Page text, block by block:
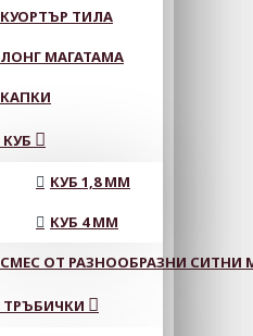
КУОРТЪР ТИЛА
ЛОНГ МАГАТАМА
КАПКИ
КУБ
КУБ 1,8 ММ
КУБ 4 ММ
СМЕС ОТ РАЗНООБРАЗНИ СИТНИ
ТРЪБИЧКИ